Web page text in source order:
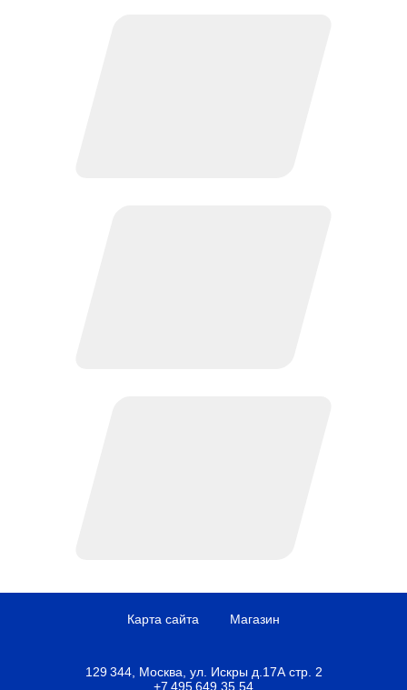
Карта сайта Магазин
129 344, Москва, ул. Искры д.17А стр. 2
+7 495 649 35 54